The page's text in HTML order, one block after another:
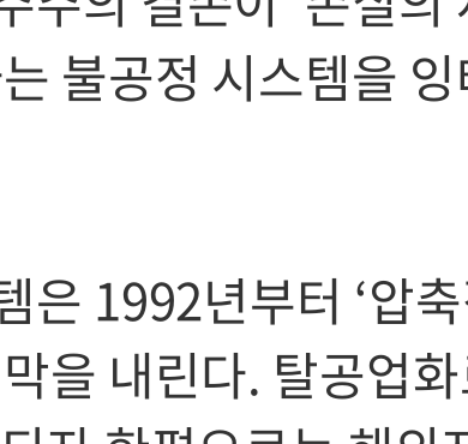
불공정 시스템을 잉
은 1992년부터 ‘압
을 내린다. 탈공업